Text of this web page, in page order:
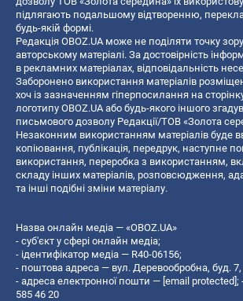
підлягають подальшому відтворенню,
будь-якій формі.
Редакція OBOZ.UA може не поділяти точку
авторському матеріалі. За достовірність
в рекламних матеріалах, відповідальність
Заборонено використання матеріалів
хоч із зазначенням гіперпосилання на
логотипу OBOZ.UA або будь-якого іншого
письмового дозволу Редакції/ТОВ «Золота
Незаконним використанням матеріалів буде
копiювання, публiкацiя, передрук, наступне
використання, переробка з використанням,
складу інших матеріалів, розповсюдження,
та інші подібні зміни матеріалу.
Назва онлайн медіа — «OBOZ.UA»
- суб'єкт у сфері онлайн медіа;
- ідентифікатор медіа — R40-06156;
- поштова адреса — вул. Деревообробна, буд. 7,
- адреса електронної пошти — [email protected] ;
585 46 20